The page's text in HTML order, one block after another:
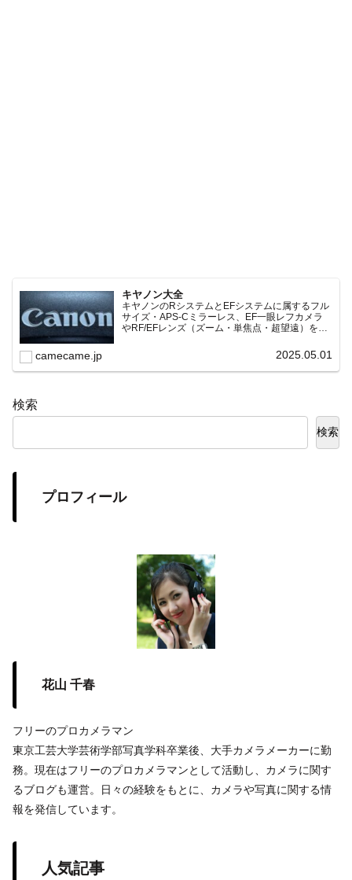
キヤノン大全
キヤノンのRシステムとEFシステムに属するフル
サイズ・APS-Cミラーレス、EF一眼レフカメラ
やRF/EFレンズ（ズーム・単焦点・超望遠）をカ
常に機種の内部リンク設計で回遊性向上と快適表
camecame.jp 2025.05.01
検索
検索
プロフィール
花山 千春
フリーのプロカメラマン
東京工芸大学芸術学部写真学科卒業後、大手カメラメーカーに勤
務。現在はフリーのプロカメラマンとして活動し、カメラに関す
るブログも運営。日々の経験をもとに、カメラや写真に関する情
報を発信しています。
人気記事